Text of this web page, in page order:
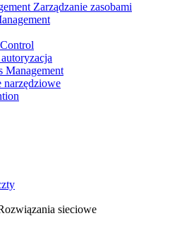
Zarządzanie zasobami
Management
narzędziowe
sieciowe